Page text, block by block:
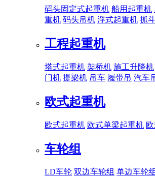
码头固定式起重机 船用起重机
重机 码头吊机 浮式起重机 抓
工程起重机
塔式起重机 架桥机 施工升降机
门机 提梁机 吊车 履带吊 汽车
欧式起重机
欧式起重机 欧式单梁起重机
车轮组
LD车轮 双边车轮组 单边车轮组